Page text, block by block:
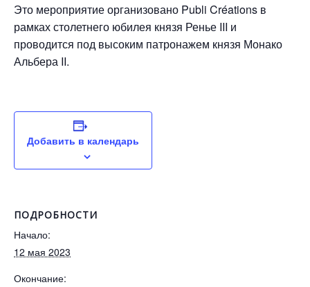
Это мероприятие организовано Publi Créations в
рамках столетнего юбилея князя Ренье III и
проводится под высоким патронажем князя Монако
Альбера II.
Добавить в календарь
ПОДРОБНОСТИ
Начало:
12 мая 2023
Окончание: